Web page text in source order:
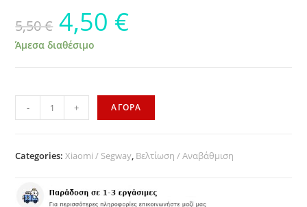
5,50€ 4,50 €
Άμεσα διαθέσιμο
- + ΑΓΟΡΑ
Categories:Xiaomi / Segway, Βελτίωση / Αναβάθμιση